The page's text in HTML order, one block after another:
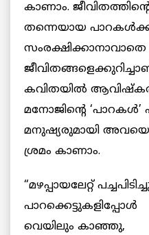
കാണാം.
തന്നെയായ
സംരക്ഷിക്കാനാവാതെ
കവിതയിൽ
മനോജിന്റെ
മനുഷ്യരുമായി അവയെ
ശ്രമം കാണാം.
“മഴപ്പായലേറ്റ്
പാറക്കെട്ടുകളിപ്പോൾ
വെയിലും കാഞ്ഞു,